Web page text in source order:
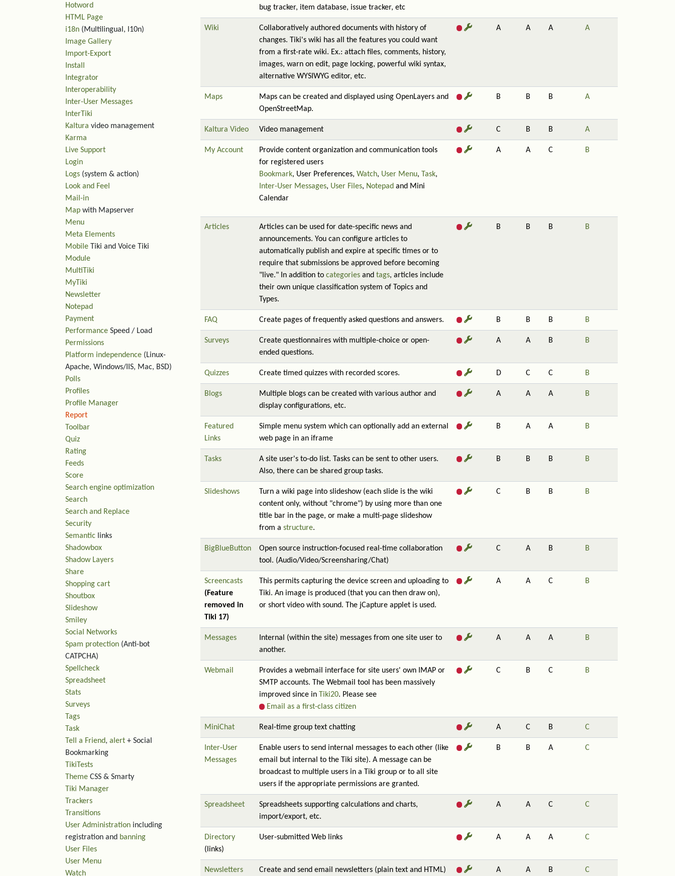
bug tracker, item database, issue tracker, etc
Wiki
Collaboratively authored documents with history of
changes. Tiki's wiki has all the features you could want
from a first-rate wiki. Ex.: attach files, comments, history,
images, warn on edit, page locking, powerful wiki syntax,
alternative WYSIWYG editor, etc.
A A A A
Maps
Maps can be created and displayed using OpenLayers and
OpenStreetMap.
B B B A
Kaltura Video Video management C B B A
My Account
Provide content organization and communication tools
for registered users
Bookmark, User Preferences, Watch, User Menu, Task,
Inter-User Messages, User Files, Notepad and Mini
Calendar
A A C B
Articles
Articles can be used for date-specific news and
announcements. You can configure articles to
automatically publish and expire at specific times or to
require that submissions be approved before becoming
"live." In addition to categories and tags, articles include
their own unique classification system of Topics and
Types.
B B B B
FAQ Create pages of frequently asked questions and answers. B B B B
Surveys
Create questionnaires with multiple-choice or open-
ended questions.
A A B B
Quizzes Create timed quizzes with recorded scores. D C C B
Blogs
Multiple blogs can be created with various author and
display configurations, etc.
A A A B
Featured
Links
Simple menu system which can optionally add an external
web page in an iframe
B A A B
Tasks
A site user's to-do list. Tasks can be sent to other users.
Also, there can be shared group tasks.
B B B B
Slideshows
Turn a wiki page into slideshow (each slide is the wiki
content only, without "chrome") by using more than one
title bar in the page, or make a multi-page slideshow
from a structure.
C B B B
BigBlueButton
Open source instruction-focused real-time collaboration
tool. (Audio/Video/Screensharing/Chat)
C A B B
Screencasts
(Feature
removed in
Tiki 17)
This permits capturing the device screen and uploading to
Tiki. An image is produced (that you can then draw on),
or short video with sound. The jCapture applet is used.
A A C B
Messages
Internal (within the site) messages from one site user to
another.
A A A B
Webmail
Provides a webmail interface for site users' own IMAP or
SMTP accounts. The Webmail tool has been massively
improved since in
Tiki20. Please see
Email as a first-class citizen
C B C B
MiniChat Real-time group text chatting A C B C
Inter-User
Messages
Enable users to send internal messages to each other (like
email but internal to the Tiki site). A message can be
broadcast to multiple users in a Tiki group or to all site
users if the appropriate permissions are granted.
B B A C
Spreadsheet
Spreadsheets supporting calculations and charts,
import/export, etc.
A A C C
Directory
(links)
User-submitted Web links A A A C
Newsletters Create and send email newsletters (plain text and HTML) A A B C
Hotword
HTML Page
i18n (Multilingual, l10n)
Image Gallery
Import-Export
Install
Integrator
Interoperability
Inter-User Messages
InterTiki
Kaltura video management
Karma
Live Support
Login
Logs (system & action)
Look and Feel
Mail-in
Map with Mapserver
Menu
Meta Elements
Mobile Tiki and Voice Tiki
Module
MultiTiki
MyTiki
Newsletter
Notepad
Payment
Performance Speed / Load
Permissions
Platform independence (Linux-
Apache, Windows/IIS, Mac, BSD)
Polls
Profiles
Profile Manager
Report
Toolbar
Quiz
Rating
Feeds
Score
Search engine optimization
Search
Search and Replace
Security
Semantic links
Shadowbox
Shadow Layers
Share
Shopping cart
Shoutbox
Slideshow
Smiley
Social Networks
Spam protection (Anti-bot
CATPCHA)
Spellcheck
Spreadsheet
Stats
Surveys
Tags
Task
Tell a Friend, alert + Social
Bookmarking
TikiTests
Theme CSS & Smarty
Tiki Manager
Trackers
Transitions
User Administration including
registration and banning
User Files
User Menu
Watch